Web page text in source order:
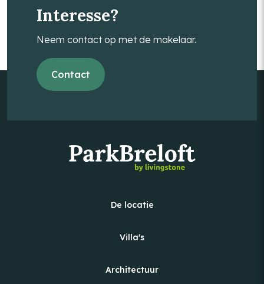
Interesse?
Neem contact op met de makelaar.
Contact
De locatie
Villa's
Architectuur